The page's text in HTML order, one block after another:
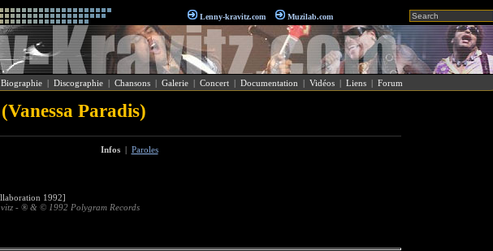
Lenny-kravitz.com Muzilab.com
Biographie | Discographie | Chansons | Galerie | Concert | Documentation | Vidéos | Liens | Forum
Paradis)
Infos| Paroles
1992]
- ® & © 1992 Polygram Records